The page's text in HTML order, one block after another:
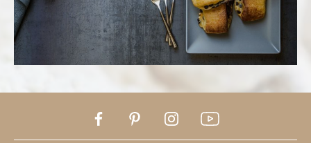
FacebookPinterestInstagramYoutube